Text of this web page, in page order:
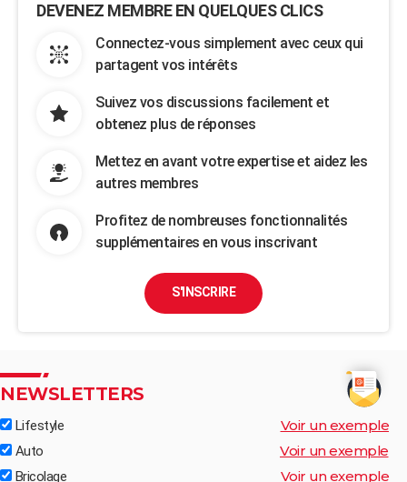
DEVENEZ MEMBRE EN QUELQUES CLICS
Connectez-vous simplement avec ceux qui
partagent vos intérêts
Suivez vos discussions facilement et
obtenez plus de réponses
Mettez en avant votre expertise et aidez les
autres membres
Profitez de nombreuses fonctionnalités
supplémentaires en vous inscrivant
S'INSCRIRE
NEWSLETTERS
Lifestyle Voir un exemple
Auto Voir un exemple
Bricolage Voir un exemple